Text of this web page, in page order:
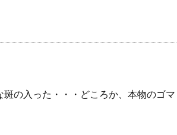
の入った・・・どころか、本物のゴマ